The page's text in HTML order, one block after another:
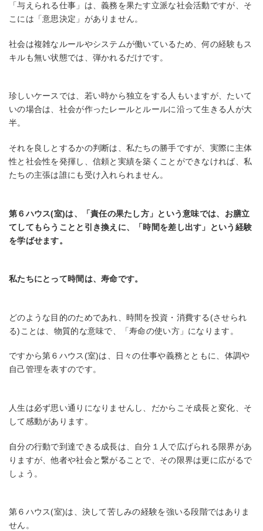
「与えられる仕事」は、義務を果たす立派な社会活動ですが、そ
こには「意思決定」がありません。
社会は複雑なルールやシステムが働いているため、何の経験もス
キルも無い状態では、弾かれるだけです。
珍しいケースでは、若い時から独立をする人もいますが、たいて
いの場合は、社会が作ったレールとルールに沿って生きる人が大
半。
それを良しとするかの判断は、私たちの勝手ですが、実際に主体
性と社会性を発揮し、信頼と実績を築くことができなければ、私
たちの主張は誰にも受け入れられません。
第６ハウス(室)は、「責任の果たし方」という意味では、お膳立
てしてもらうことと引き換えに、「時間を差し出す」という経験
を学ばせます。
私たちにとって時間は、寿命です。
どのような目的のためであれ、時間を投資・消費する(させられ
る)ことは、物質的な意味で、「寿命の使い方」になります。
ですから第６ハウス(室)は、日々の仕事や義務とともに、体調や
自己管理を表すのです。
人生は必ず思い通りになりませんし、だからこそ成長と変化、そ
して感動があります。
自分の行動で到達できる成長は、自分１人で広げられる限界があ
りますが、他者や社会と繋がることで、その限界は更に広がるで
しょう。
第６ハウス(室)は、決して苦しみの経験を強いる段階ではありま
せん。